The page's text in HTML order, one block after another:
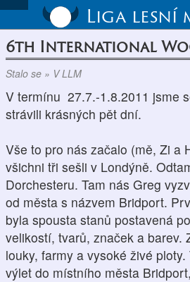
Liga lesní
6th International
Stalo se » V LLM
V termínu 27.7.-1.8.2011 jsme
strávili krásných pět dní.
Vše to pro nás začalo (mě, Zi a
všichni tři sešli v Londýně.
Dorchesteru. Tam nás Greg
od města s názvem Bridport.
byla spousta stanů postavená
velikostí, tvarů, značek a barev.
louky, farmy a vysoké živé
výlet do místního města